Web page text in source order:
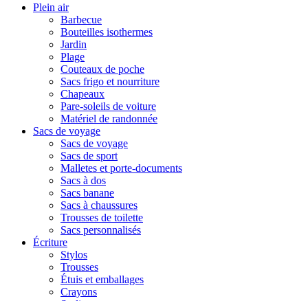
Plein air
Barbecue
Bouteilles isothermes
Jardin
Plage
Couteaux de poche
Sacs frigo et nourriture
Chapeaux
Pare-soleils de voiture
Matériel de randonnée
Sacs de voyage
Sacs de voyage
Sacs de sport
Malletes et porte-documents
Sacs à dos
Sacs banane
Sacs à chaussures
Trousses de toilette
Sacs personnalisés
Écriture
Stylos
Trousses
Étuis et emballages
Crayons